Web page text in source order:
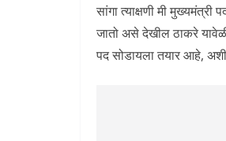
सांगा त्याक्षणी मी
जातो असे देखील ठाकरे
पद सोडायला तयार आहे,